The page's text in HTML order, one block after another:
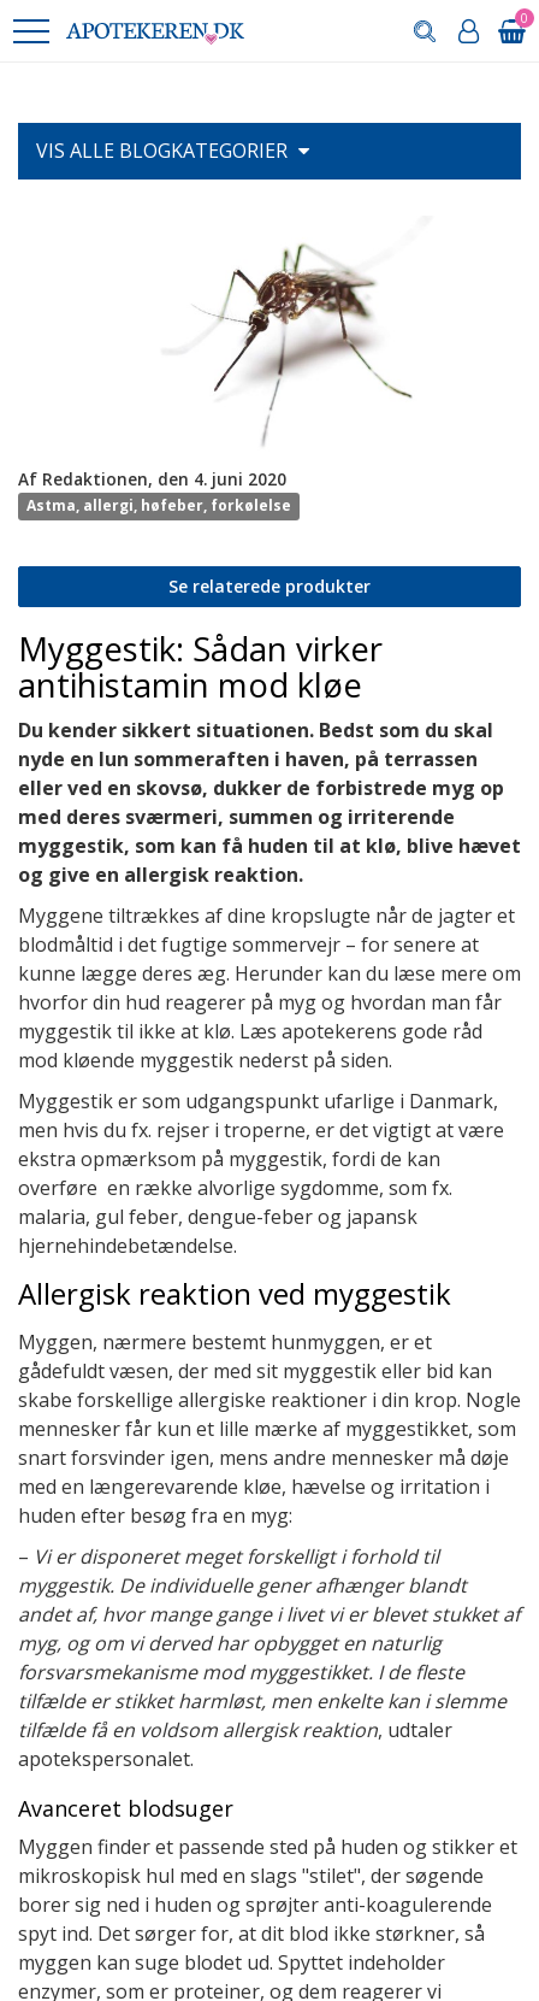
0
VIS ALLE BLOGKATEGORIER
Af Redaktionen, den 4. juni 2020
Astma, allergi, høfeber, forkølelse
Se relaterede produkter
Myggestik: Sådan virker
antihistamin mod kløe
Du kender sikkert situationen. Bedst som du skal
nyde en lun sommeraften i haven, på terrassen
eller ved en skovsø, dukker de forbistrede myg op
med deres sværmeri, summen og irriterende
myggestik, som kan få huden til at klø, blive hævet
og give en allergisk reaktion.
Myggene tiltrækkes af dine kropslugte når de jagter et
blodmåltid i det fugtige sommervejr – for senere at
kunne lægge deres æg. Herunder kan du læse mere om
hvorfor din hud reagerer på myg og hvordan man får
myggestik til ikke at klø. Læs apotekerens gode råd
mod kløende myggestik nederst på siden.
Myggestik er som udgangspunkt ufarlige i Danmark,
men hvis du fx. rejser i troperne, er det vigtigt at være
ekstra opmærksom på myggestik, fordi de kan
overføre en række alvorlige sygdomme, som fx.
malaria, gul feber, dengue-feber og japansk
hjernehindebetændelse.
Allergisk reaktion ved myggestik
Myggen, nærmere bestemt hunmyggen, er et
gådefuldt væsen, der med sit myggestik eller bid kan
skabe forskellige allergiske reaktioner i din krop. Nogle
mennesker får kun et lille mærke af myggestikket, som
snart forsvinder igen, mens andre mennesker må døje
med en længerevarende kløe, hævelse og irritation i
huden efter besøg fra en myg:
– Vi er disponeret meget forskelligt i forhold til
myggestik. De individuelle gener afhænger blandt
andet af, hvor mange gange i livet vi er blevet stukket af
myg, og om vi derved har opbygget en naturlig
forsvarsmekanisme mod myggestikket. I de fleste
tilfælde er stikket harmløst, men enkelte kan i slemme
tilfælde få en voldsom allergisk reaktion, udtaler
apotekspersonalet.
Avanceret blodsuger
Myggen finder et passende sted på huden og stikker et
mikroskopisk hul med en slags "stilet", der søgende
borer sig ned i huden og sprøjter anti-koagulerende
spyt ind. Det sørger for, at dit blod ikke størkner, så
myggen kan suge blodet ud. Spyttet indeholder
enzymer, som er proteiner, og dem reagerer vi